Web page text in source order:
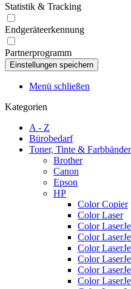
Statistik & Tracking
Endgeräteerkennung
Partnerprogramm
Menü schließen
Kategorien
A - Z
Bürobedarf
Toner, Tinte & Farbbänder
Brother
Canon
Epson
HP
Color Copier
Color Laser
Color
Color
Color
Color
Color
Color